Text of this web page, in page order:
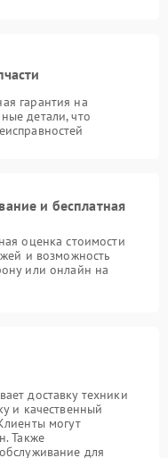
гарантия на
детали, что
и бесплатная
оценка стоимости
и возможность
или онлайн на
доставку техники
и качественный
могут
Также
для